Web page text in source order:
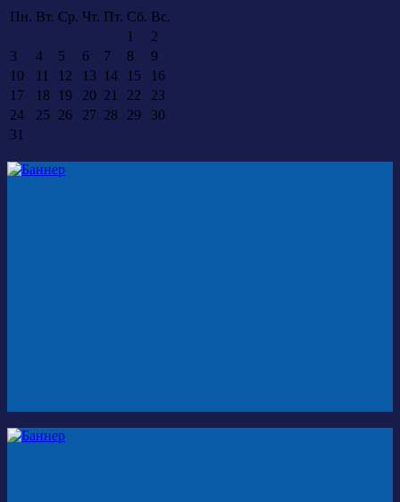
Пн. Вт. Ср. Чт. Пт. Сб. Вс.
1
2
3
4 5 6 7 8
9
10
11 12 13 14 15
16
17
18 19 20 21 22
23
24
25 26 27 28 29
30
31